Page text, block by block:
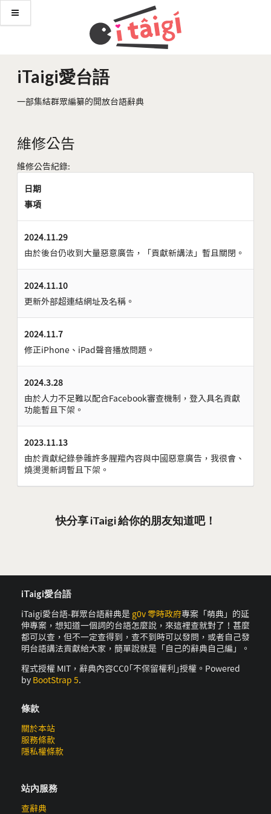
iTaigi愛台語
一部集結群眾編纂的開放台語辭典
維修公告
維修公告紀錄:
日期
事項
2024.11.29
由於後台仍收到大量惡意廣告，「貢獻新講法」暫且關閉。
2024.11.10
更新外部超連結網址及名稱。
2024.11.7
修正iPhone、iPad聲音播放問題。
2024.3.28
由於人力不足難以配合Facebook審查機制，登入具名貢獻
功能暫且下架。
2023.11.13
由於貢獻紀錄參雜許多腥羶內容與中國惡意廣告，我很會、
燒燙燙新詞暫且下架。
快分享 iTaigi 給你的朋友知道吧！
iTaigi愛台語
iTaigi愛台語-群眾台語辭典是 g0v 零時政府專案「萌典」的延
伸專案，想知道一個詞的台語怎麼說，來這裡查就對了！甚麼
都可以查，但不一定查得到，查不到時可以發問，或者自己發
明台語講法貢獻給大家，簡單說就是「自己的辭典自己編」。
程式授權 MIT，辭典內容CC0｢不保留權利｣授權。Powered
by BootStrap 5.
條款
關於本站
服務條款
隱私權條款
站內服務
查辭典